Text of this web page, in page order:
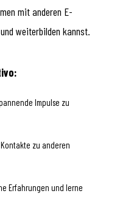
mit anderen E-
weiterbilden kannst.
Impulse zu
zu anderen
Erfahrungen und lerne